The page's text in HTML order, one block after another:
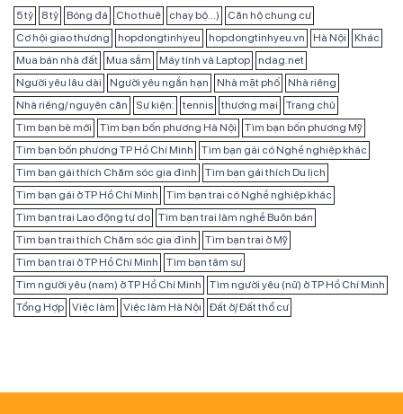
5 tỷ 8 tỷ Bóng đá Cho thuê chạy bộ...)
Căn hộ chung cư
Cơ hội giao thương
hopdongtinhyeu hopdongtinhyeu.vn Hà Nội
Khác
Mua bán nhà đất
Mua sắm Máy tính và Laptop
ndag.net
Người yêu lâu dài
Người yêu ngắn hạn Nhà mặt phố
Nhà riêng
Nhà riêng/ nguyên căn
Sự kiện: tennis thương mại
Trang chủ
Tìm bạn bè mới
Tìm bạn bốn phương Hà Nội
Tìm bạn bốn phương Mỹ
Tìm bạn bốn phương TP Hồ Chí Minh
Tìm bạn gái có Nghề nghiệp khác
Tìm bạn gái thích Chăm sóc gia đình
Tìm bạn gái thích Du lịch
Tìm bạn gái ở TP Hồ Chí Minh
Tìm bạn trai có Nghề nghiệp khác
Tìm bạn trai Lao động tự do
Tìm bạn trai làm nghề Buôn bán
Tìm bạn trai thích Chăm sóc gia đình
Tìm bạn trai ở Mỹ
Tìm bạn trai ở TP Hồ Chí Minh
Tìm bạn tâm sự
Tìm người yêu (nam) ở TP Hồ Chí Minh
Tìm người yêu (nữ) ở TP Hồ Chí Minh
Tổng Hợp
Việc làm Việc làm Hà Nội Đất ở/ Đất thổ cư